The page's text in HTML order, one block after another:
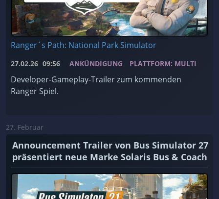
Ranger´s Path: National Park Simulator
27.02.26 09:56 ANKÜNDIGUNG PLATTFORM: MULTI
Developer-Gameplay-Trailer zum kommenden
Ranger Spiel.
27. Februar
Announcement Trailer von Bus Simulator 27
präsentiert neue Marke Solaris Bus & Coach